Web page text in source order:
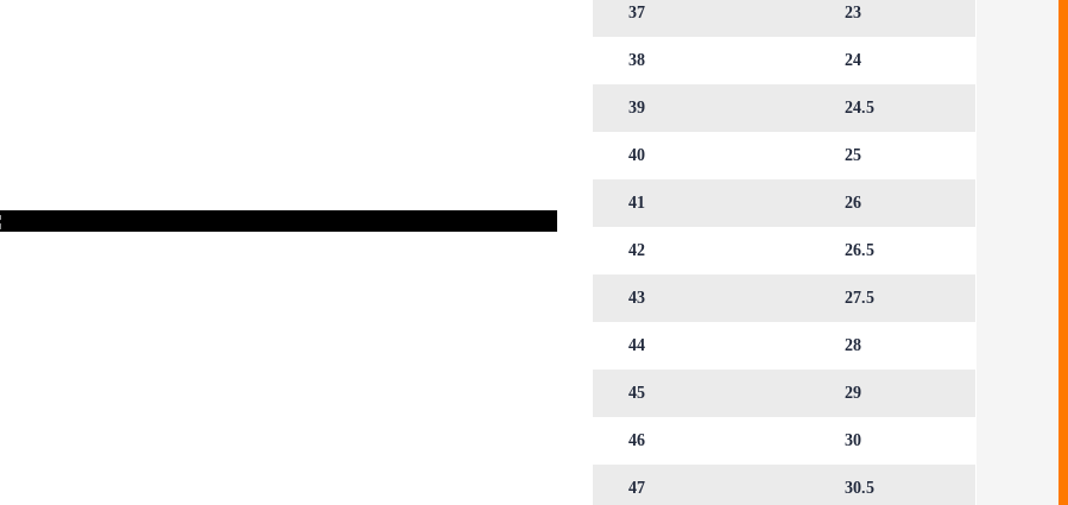
37 23
38 24
39 24.5
40 25
41 26
42 26.5
43 27.5
44 28
45 29
46 30
47 30.5